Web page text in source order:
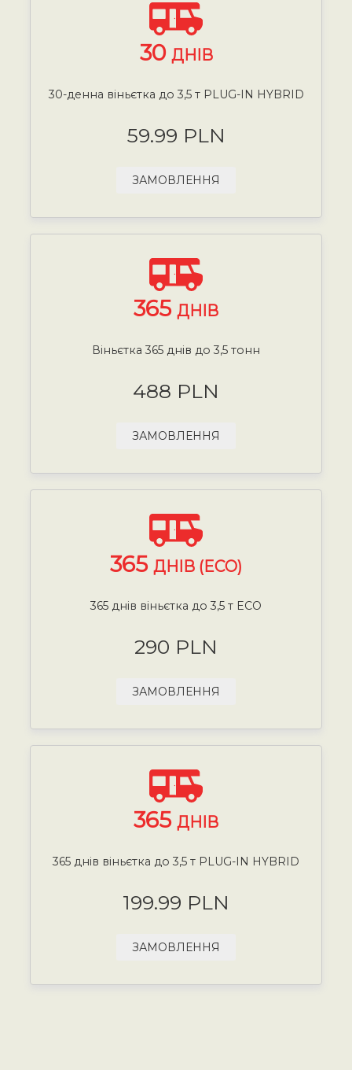
30 ДНІВ
30-денна віньєтка до 3,5 т PLUG-IN HYBRID
59.99 PLN
ЗАМОВЛЕННЯ
365 ДНІВ
Віньєтка 365 днів до 3,5 тонн
488 PLN
ЗАМОВЛЕННЯ
365 ДНІВ (ECO)
365 днів віньєтка до 3,5 т ECO
290 PLN
ЗАМОВЛЕННЯ
365 ДНІВ
365 днів віньєтка до 3,5 т PLUG-IN HYBRID
199.99 PLN
ЗАМОВЛЕННЯ